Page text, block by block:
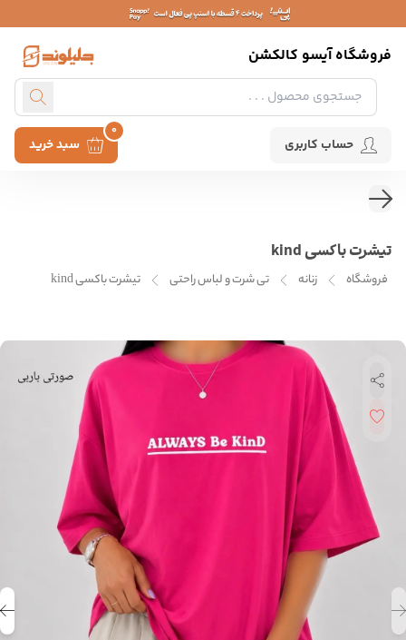
فروشگاه آیسو کالکشن
حساب کاربری سبد خرید
0
تیشرت باکسی kind
فروشگاه زنانه تی شرت و لباس راحتی تیشرت باکسی kind